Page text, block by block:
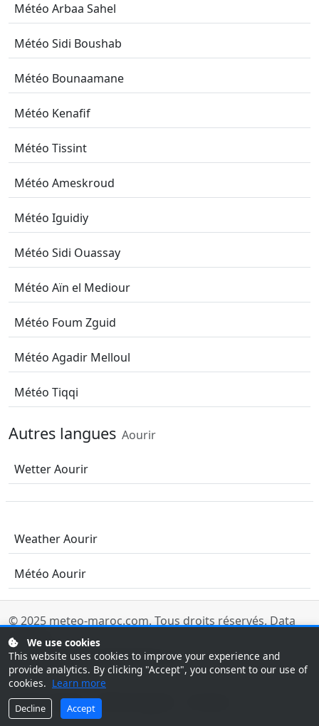
Météo Arbaa Sahel
Météo Sidi Boushab
Météo Bounaamane
Météo Kenafif
Météo Tissint
Météo Ameskroud
Météo Iguidiy
Météo Sidi Ouassay
Météo Aïn el Mediour
Météo Foum Zguid
Météo Agadir Melloul
Météo Tiqqi
Autres langues Aourir
Wetter Aourir
Weather Aourir
Météo Aourir
© 2025 meteo-maroc.com. Tous droits réservés. Data
sources.
Last updated: 08/10/2026 08:00 UTC
Tunisie météo Météo Egypte
We use cookies
This website uses cookies to improve your experience and
provide analytics. By clicking "Accept", you consent to our use of
cookies. Learn more
Decline Accept